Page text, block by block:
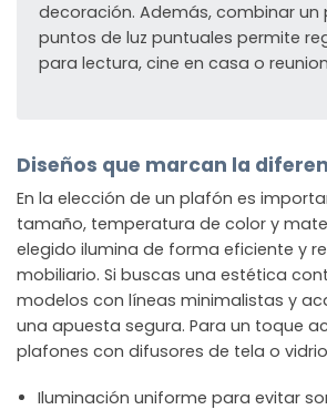
decoración. Además, combinar un
puntos de luz puntuales permite
para lectura, cine en casa o
Diseños que marcan la
En la elección de un plafón es
tamaño, temperatura de color y
elegido ilumina de forma eficiente y
mobiliario. Si buscas una estética
modelos con líneas minimalistas y
una apuesta segura. Para un toque
plafones con difusores de tela o
Iluminación uniforme para evitar